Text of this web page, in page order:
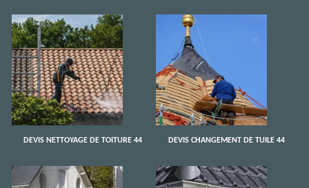
DEVIS NETTOYAGE DE TOITURE 44 DEVIS CHANGEMENT DE TUILE 44